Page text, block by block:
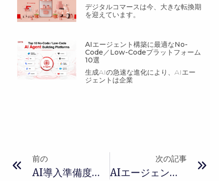
デジタルコマースは今、大きな転換期
を迎えています。
AIエージェント構築に最適なNo-
Code／Low-Codeプラットフォーム
10選
生成AIの急速な進化により、AIエー
ジェントは企業
前の
AI導入準備度評価：あなたの企業はAI導入の準備ができているか？
次の記事
AIエージェントと従来型自動化の違いとは？企業が知るべき7つのポイント